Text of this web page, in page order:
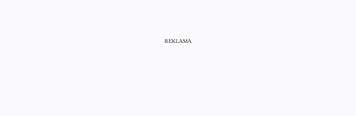
REKLAMA